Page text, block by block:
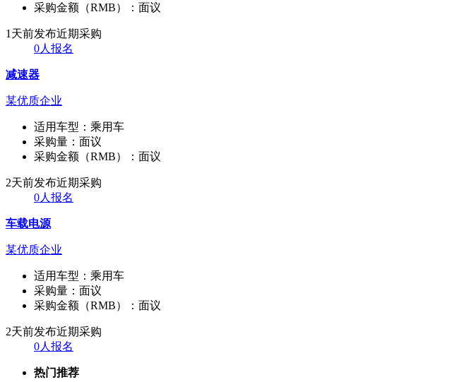
采购金额（RMB）： 面议
1天前发布近期采购
0人报名
减速器
某优质企业
适用车型： 乘用车
采购量： 面议
采购金额（RMB）： 面议
2天前发布近期采购
0人报名
车载电源
某优质企业
适用车型： 乘用车
采购量： 面议
采购金额（RMB）： 面议
2天前发布近期采购
0人报名
热门推荐